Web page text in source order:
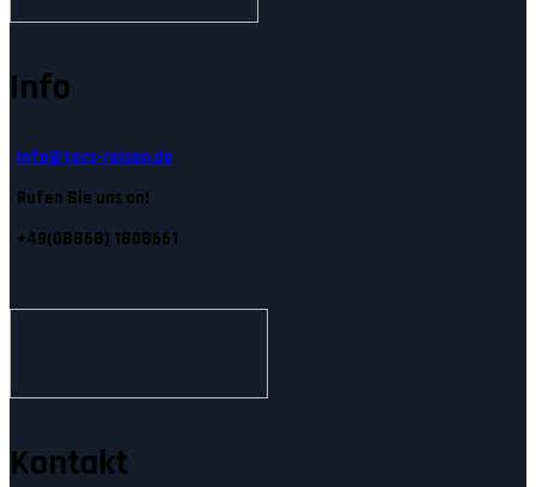
Info
Info@tecs-reisen.de
Rufen Sie uns an!
+49(08868) 1808661
Kontakt